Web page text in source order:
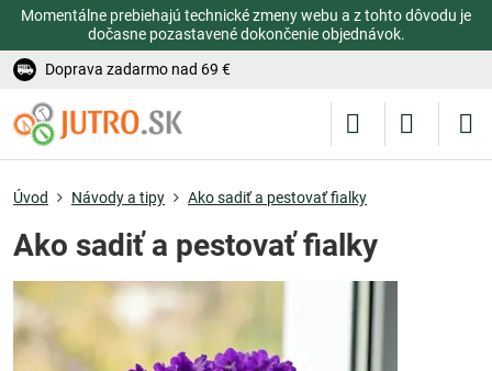
Momentálne prebiehajú technické zmeny webu a z tohto dôvodu je
dočasne pozastavené dokončenie objednávok.
Doprava zadarmo nad 69 €
Úvod Návody a tipy Ako sadiť a pestovať fialky
Ako sadiť a pestovať fialky